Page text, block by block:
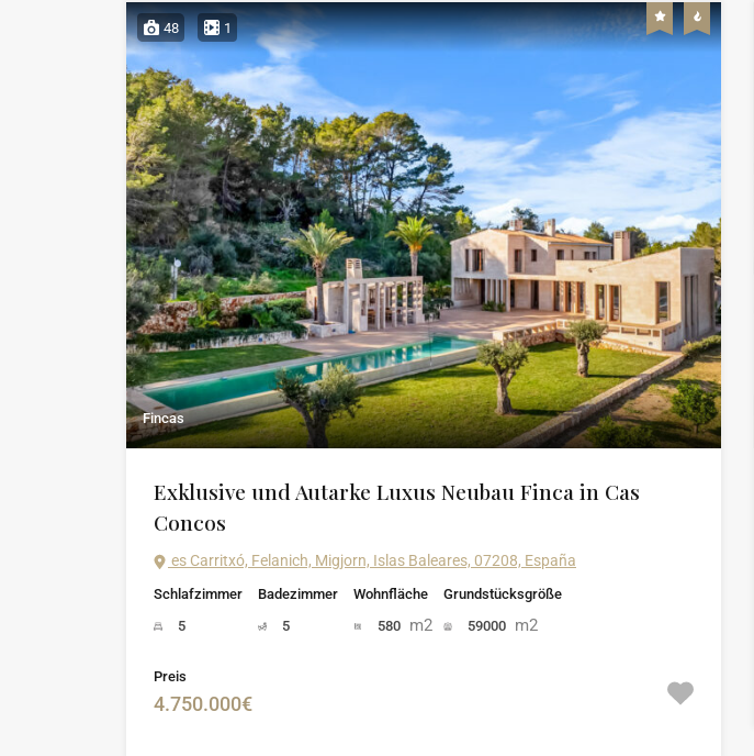
48 1
Fincas
Exklusive und Autarke Luxus Neubau Finca in Cas
Concos
es Carritxó, Felanich, Migjorn, Islas Baleares, 07208, España
Schlafzimmer
5
Badezimmer
5
Wohnfläche
580 m2
Grundstücksgröße
59000 m2
Preis
4.750.000€